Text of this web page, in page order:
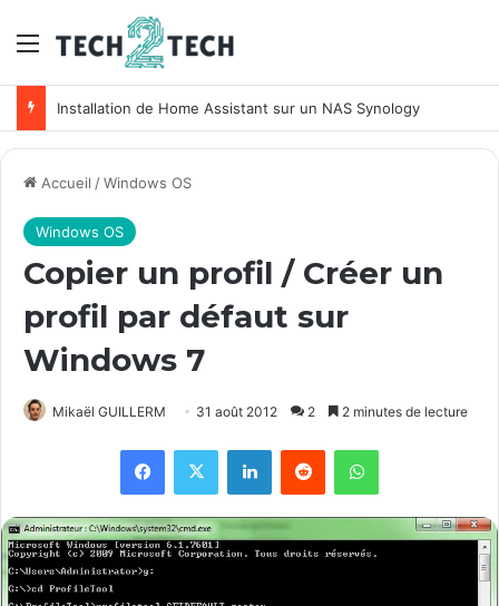
Menu
Installation de Home Assistant sur un NAS Synology
Accueil /Windows OS
Windows OS
Copier un profil / Créer un
profil par défaut sur
Windows 7
Mikaël GUILLERM 31 août 2012 2 2 minutes de lecture